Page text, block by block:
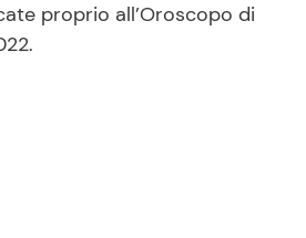
proprio all’Oroscopo di